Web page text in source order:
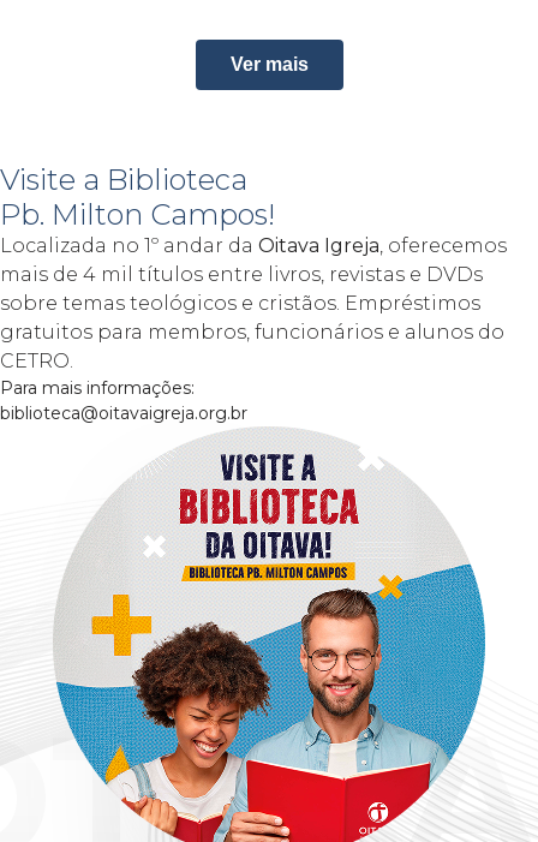
Ver mais
Visite a Biblioteca
Pb. Milton Campos!
Localizada no 1º andar da Oitava Igreja, oferecemos
mais de 4 mil títulos entre livros, revistas e DVDs
sobre temas teológicos e cristãos. Empréstimos
gratuitos para membros, funcionários e alunos do
CETRO.
Para mais informações:
biblioteca@oitavaigreja.org.br